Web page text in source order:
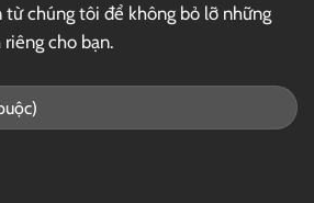
chúng tôi để không bỏ lỡ những
cho bạn.